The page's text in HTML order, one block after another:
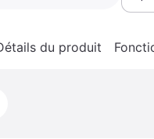
du produit